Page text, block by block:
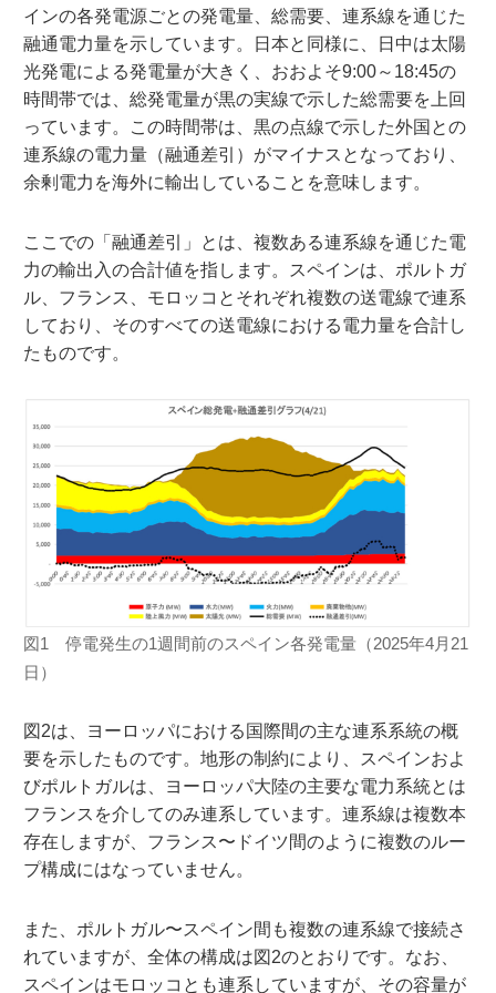
インの各発電源ごとの発電量、総需要、連系線を通じた
融通電力量を示しています。日本と同様に、日中は太陽
光発電による発電量が大きく、おおよそ9:00～18:45の
時間帯では、総発電量が黒の実線で示した総需要を上回
っています。この時間帯は、黒の点線で示した外国との
連系線の電力量（融通差引）がマイナスとなっており、
余剰電力を海外に輸出していることを意味します。
ここでの「融通差引」とは、複数ある連系線を通じた電
力の輸出入の合計値を指します。スペインは、ポルトガ
ル、フランス、モロッコとそれぞれ複数の送電線で連系
しており、そのすべての送電線における電力量を合計し
たものです。
図1 停電発生の1週間前のスペイン各発電量（2025年4月21
日）
図2は、ヨーロッパにおける国際間の主な連系系統の概
要を示したものです。地形の制約により、スペインおよ
びポルトガルは、ヨーロッパ大陸の主要な電力系統とは
フランスを介してのみ連系しています。連系線は複数本
存在しますが、フランス〜ドイツ間のように複数のルー
プ構成にはなっていません。
また、ポルトガル〜スペイン間も複数の連系線で接続さ
れていますが、全体の構成は図2のとおりです。なお、
スペインはモロッコとも連系していますが、その容量が